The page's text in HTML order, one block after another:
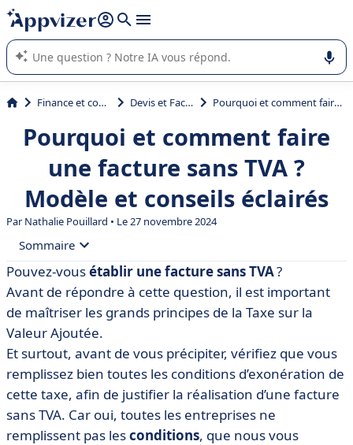
répondre (plusieurs lignes avec
L'IA de Appvizer vous guide dans l'utilisation ou la sélection de
logiciel SaaS en entreprise.
Finance et comptabilité Devis et Facturation Pourquoi et comment faire une facture sans TVA ? Modèle et conseils éclairés
Pourquoi et comment faire
une facture sans TVA ?
Modèle et conseils éclairés
ParNathalie Pouillard • Le 27 novembre 2024
Sommaire
• Qu’est-ce que la TVA ?
• Qui peut établir une facture sans TVA ?
• Modèle de facture sans TVA
• Les mentions obligatoires de la facture sans TVA
• Quels logiciels pour vous aider à réaliser vos factures
sans TVA ?
• FAQ sur la facture sans TVA
Pouvez-vousétablir une facture sans TVA?
Avant de répondre à cette question, il est important
de maîtriser les grands principes de la Taxe sur la
Valeur Ajoutée.
Et surtout, avant de vous précipiter, vérifiez que vous
remplissez bien toutes les conditions d’exonération de
cette taxe, afin de justifier la réalisation d’une facture
sans TVA. Car oui, toutes les entreprises ne
remplissent pas lesconditions, que nous vous